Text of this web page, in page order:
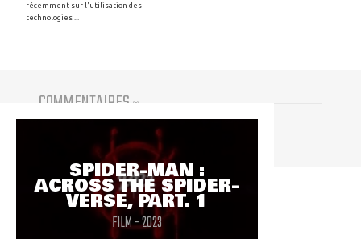
récemment sur l'utilisation des
technologies ...
COMMENTAIRES (0)
SPIDER-MAN :
ACROSS THE SPIDER-
VERSE, PART. 1
FILM - 2023